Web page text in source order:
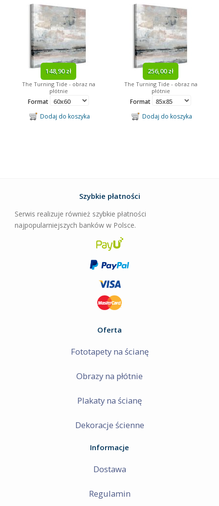
148,90 zł
The Turning Tide - obraz na
płótnie
Format
Dodaj do koszyka
256,00 zł
The Turning Tide - obraz na
płótnie
Format
Dodaj do koszyka
Szybkie płatności
Serwis realizuje również szybkie płatności
najpopularniejszych banków w Polsce.
Oferta
Fototapety na ścianę
Obrazy na płótnie
Plakaty na ścianę
Dekoracje ścienne
Informacje
Dostawa
Regulamin